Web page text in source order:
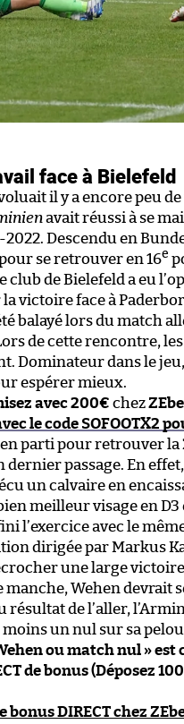
face à Bielefeld
il y a encore peu
avait réussi à se
2022. Descendu en
se retrouver en 16e
de Bielefeld a eu
victoire face à
balayé lors du match
de cette rencontre,
Dominateur dans le
espérer mieux.
avec 200€ chez
le code SOFOOTX2
parti pour retrouver
dernier passage. En
un calvaire en
meilleur visage en
l’exercice avec le
dirigée par Markus
une large
manche, Wehen
résultat de l’aller,
un nul sur sa
ou match nul » est
de bonus (Déposez
bonus DIRECT chez